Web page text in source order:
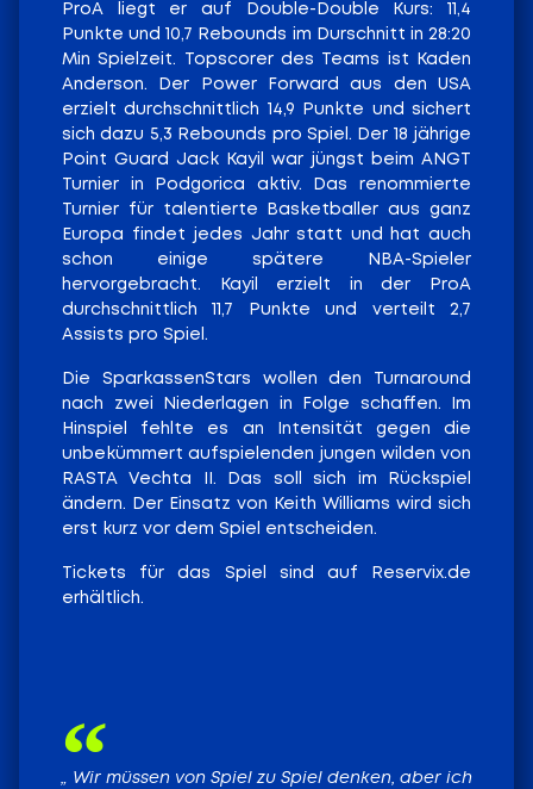
ProA liegt er auf Double-Double Kurs: 11,4
Punkte und 10,7 Rebounds im Durschnitt in 28:20
Min Spielzeit. Topscorer des Teams ist Kaden
Anderson. Der Power Forward aus den USA
erzielt durchschnittlich 14,9 Punkte und sichert
sich dazu 5,3 Rebounds pro Spiel. Der 18 jährige
Point Guard Jack Kayil war jüngst beim ANGT
Turnier in Podgorica aktiv. Das renommierte
Turnier für talentierte Basketballer aus ganz
Europa findet jedes Jahr statt und hat auch
schon einige spätere NBA-Spieler
hervorgebracht. Kayil erzielt in der ProA
durchschnittlich 11,7 Punkte und verteilt 2,7
Assists pro Spiel.
Die SparkassenStars wollen den Turnaround
nach zwei Niederlagen in Folge schaffen. Im
Hinspiel fehlte es an Intensität gegen die
unbekümmert aufspielenden jungen wilden von
RASTA Vechta II. Das soll sich im Rückspiel
ändern. Der Einsatz von Keith Williams wird sich
erst kurz vor dem Spiel entscheiden.
Tickets für das Spiel sind auf Reservix.de
erhältlich.
„ Wir müssen von Spiel zu Spiel denken, aber ich